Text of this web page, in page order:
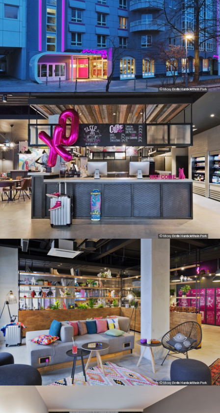
© Moxy Berlin Humboldthain Park
© Moxy Berlin Humboldthain Park
© Moxy Berlin Humboldthain Park